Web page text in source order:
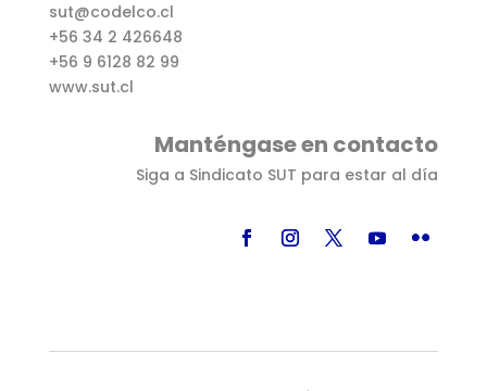
sut@codelco.cl
+56 34 2 426648
+56 9 6128 82 99
www.sut.cl
Manténgase en contacto
Siga a Sindicato SUT para estar al día